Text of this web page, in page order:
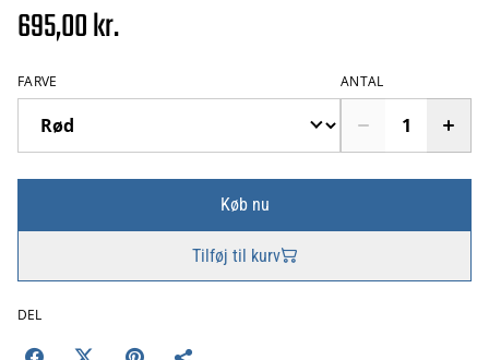
695,00 kr.
FARVE ANTAL
Køb nu
Tilføj til kurv
DEL